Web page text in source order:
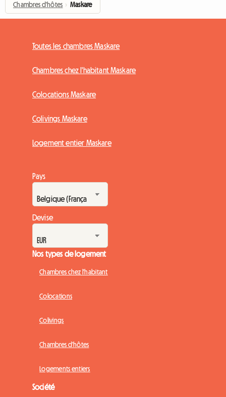
Chambres d'hôtes › Maskare
Toutes les chambres Maskare
Chambres chez l'habitant Maskare
Colocations Maskare
Colivings Maskare
Logement entier Maskare
Pays
Devise
Nos types de logement
Chambres chez l'habitant
Colocations
Colivings
Chambres d'hôtes
Logements entiers
Société